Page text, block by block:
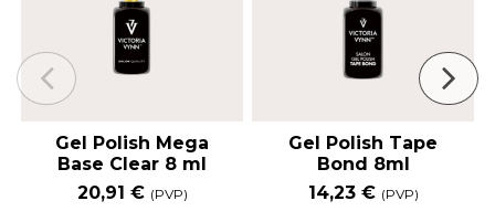
Gel Polish Mega
Base Clear 8 ml
20,91 € (PVP)
Gel Polish Tape
Bond 8ml
14,23 € (PVP)